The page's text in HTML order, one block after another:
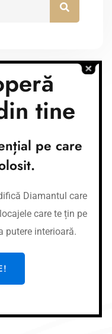
tine
pe care
Diamantul care
care te țin pe
putere interioară.